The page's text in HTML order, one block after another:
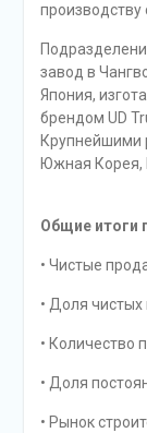
производству
завод в
Япония,
брендом UD
Крупнейшими
Южная Корея,
Общие итоги
• Чистые
• Доля
• Количество
• Доля
• Рынок